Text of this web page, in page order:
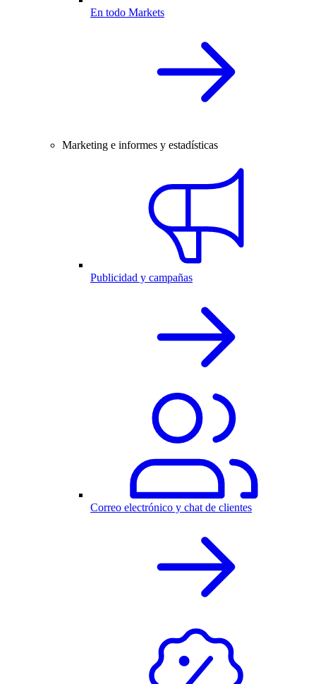
En todo Markets
Marketing e informes y estadísticas
Publicidad y campañas
Correo electrónico y chat de clientes